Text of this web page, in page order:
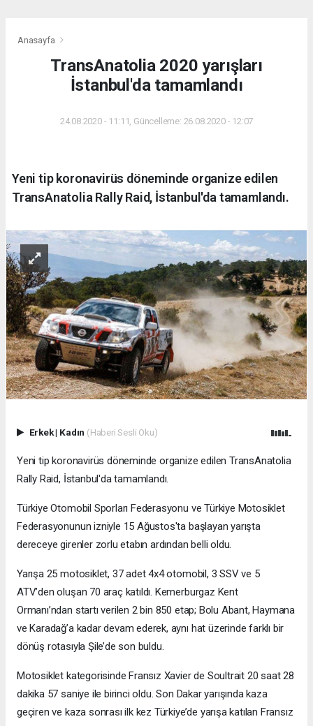
Anasayfa
TransAnatolia 2020 yarışları
İstanbul'da tamamlandı
24.08.2020 - 11:11, Güncelleme: 26.08.2020 - 12:07
Yeni tip koronavirüs döneminde organize edilen
TransAnatolia Rally Raid, İstanbul'da tamamlandı.
Erkek| Kadın (Haberi Sesli Oku)
Yeni tip koronavirüs döneminde organize edilen TransAnatolia
Rally Raid, İstanbul'da tamamlandı.
Türkiye Otomobil Sporları Federasyonu ve Türkiye Motosiklet
Federasyonunun izniyle 15 Ağustos'ta başlayan yarışta
dereceye girenler zorlu etabın ardından belli oldu.
Yarışa 25 motosiklet, 37 adet 4x4 otomobil, 3 SSV ve 5
ATV’den oluşan 70 araç katıldı. Kemerburgaz Kent
Ormanı’ndan startı verilen 2 bin 850 etap; Bolu Abant, Haymana
ve Karadağ’a kadar devam ederek, aynı hat üzerinde farklı bir
dönüş rotasıyla Şile’de son buldu.
Motosiklet kategorisinde Fransız Xavier de Soultrait 20 saat 28
dakika 57 saniye ile birinci oldu. Son Dakar yarışında kaza
geçiren ve kaza sonrası ilk kez Türkiye’de yarışa katılan Fransız